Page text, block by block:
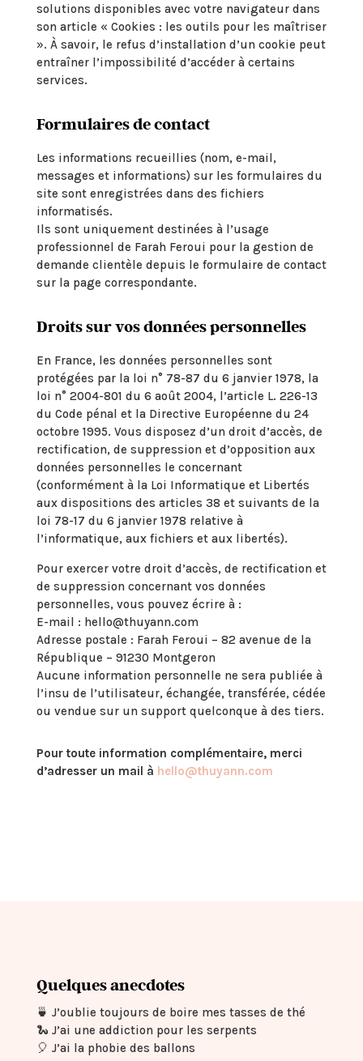
solutions disponibles avec votre navigateur dans
son article « Cookies : les outils pour les maîtriser
». À savoir, le refus d’installation d’un cookie peut
entraîner l’impossibilité d’accéder à certains
services.
Formulaires de contact
Les informations recueillies (nom, e-mail,
messages et informations) sur les formulaires du
site sont enregistrées dans des fichiers
informatisés.
Ils sont uniquement destinées à l’usage
professionnel de Farah Feroui pour la gestion de
demande clientèle depuis le formulaire de contact
sur la page correspondante.
Droits sur vos données personnelles
En France, les données personnelles sont
protégées par la loi n° 78-87 du 6 janvier 1978, la
loi n° 2004-801 du 6 août 2004, l’article L. 226-13
du Code pénal et la Directive Européenne du 24
octobre 1995. Vous disposez d’un droit d’accès, de
rectification, de suppression et d’opposition aux
données personnelles le concernant
(conformément à la Loi Informatique et Libertés
aux dispositions des articles 38 et suivants de la
loi 78-17 du 6 janvier 1978 relative à
l’informatique, aux fichiers et aux libertés).
Pour exercer votre droit d’accès, de rectification et
de suppression concernant vos données
personnelles, vous pouvez écrire à :
E-mail : hello@thuyann.com
Adresse postale : Farah Feroui – 82 avenue de la
République – 91230 Montgeron
Aucune information personnelle ne sera publiée à
l’insu de l’utilisateur, échangée, transférée, cédée
ou vendue sur un support quelconque à des tiers.
Pour toute information complémentaire, merci
d’adresser un mail à hello@thuyann.com
Quelques anecdotes
🍵 J’oublie toujours de boire mes tasses de thé
🐍 J’ai une addiction pour les serpents
🎈 J’ai la phobie des ballons